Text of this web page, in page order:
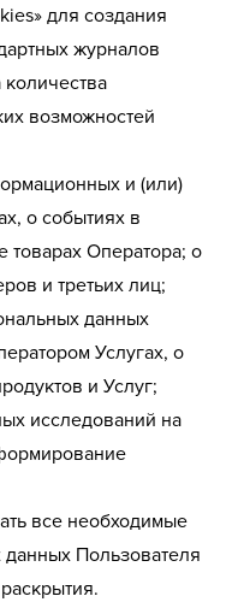
для создания
журналов
возможностей
и (или)
о событиях в
товарах Оператора; о
и третьих лиц;
данных
Услугах, о
и Услуг;
исследований на
все необходимые
Пользователя